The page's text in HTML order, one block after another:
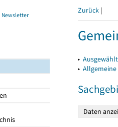
Newsletter Zurück |
▸
▸